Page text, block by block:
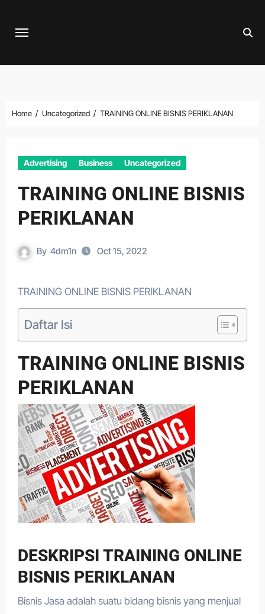
Home Uncategorized TRAINING ONLINE BISNIS PERIKLANAN
Advertising Business Uncategorized
TRAINING ONLINE BISNIS
PERIKLANAN
By 4dm1n Oct 15, 2022
TRAINING ONLINE BISNIS PERIKLANAN
Daftar Isi
TRAINING ONLINE BISNIS
PERIKLANAN
DESKRIPSI TRAINING ONLINE
BISNIS PERIKLANAN
Bisnis Jasa adalah suatu bidang bisnis yang menjual